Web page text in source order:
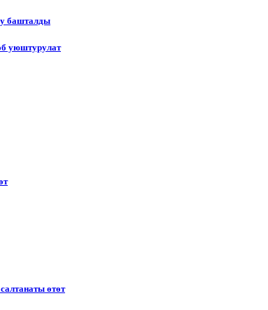
башталды
уюштурулат
өтөт